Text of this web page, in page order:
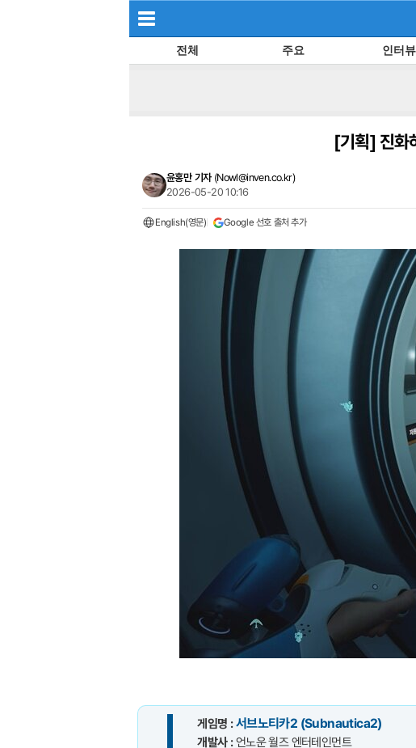
전체 주요 인터뷰
[기획]진화
윤홍만 기자 (Nowl@inven.co.kr)
2026-05-20 10:16
English(영문) Google 선호 출처 추가
게임명 :서브노티카2 (Subnautica2)
개발사 :언노운 월즈 엔터테인먼트